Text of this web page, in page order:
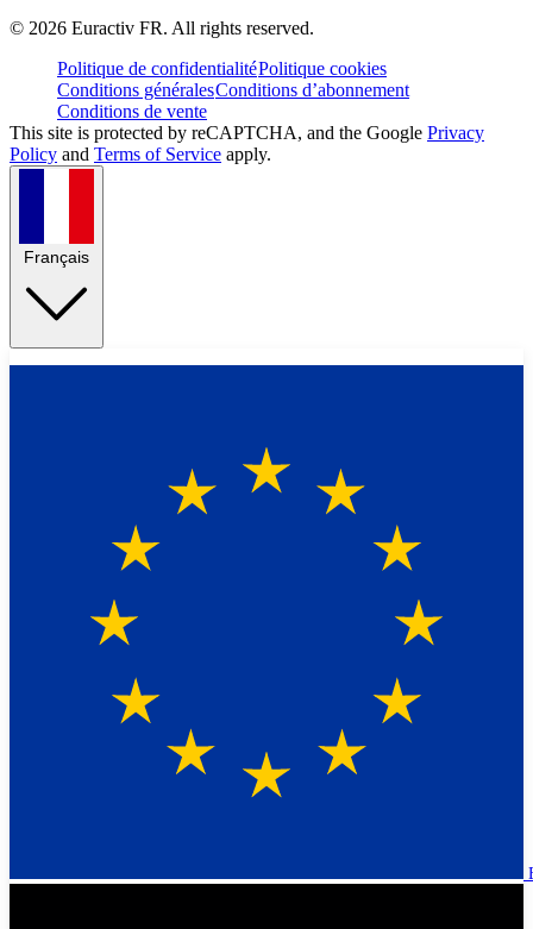
© 2026 Euractiv FR. All rights reserved.
Politique de confidentialitéPolitique cookies
Conditions généralesConditions d’abonnement
Conditions de vente
This site is protected by reCAPTCHA, and the Google Privacy
Policy and Terms of Service apply.
Français